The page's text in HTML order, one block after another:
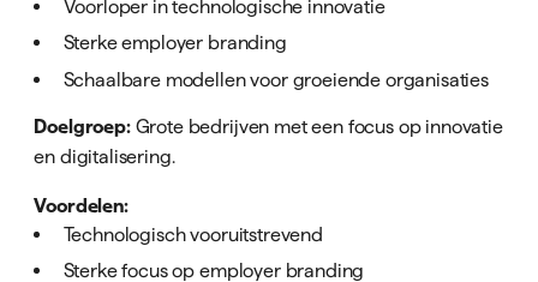
Voorloper in technologische innovatie
Sterke employer branding
Schaalbare modellen voor groeiende organisaties
Doelgroep:Grote bedrijven met een focus op innovatie
en digitalisering.
Voordelen:
Technologisch vooruitstrevend
Sterke focus op employer branding